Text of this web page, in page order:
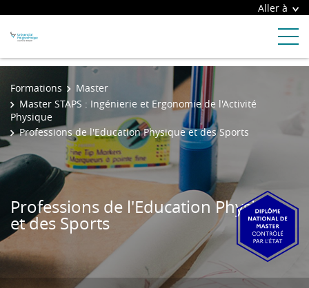
Aller à
Formations
Master
Master STAPS : Ingénierie et Ergonomie de l'Activité
Physique
Professions de l'Education Physique et des Sports
Professions de l'Education Physique
et des Sports